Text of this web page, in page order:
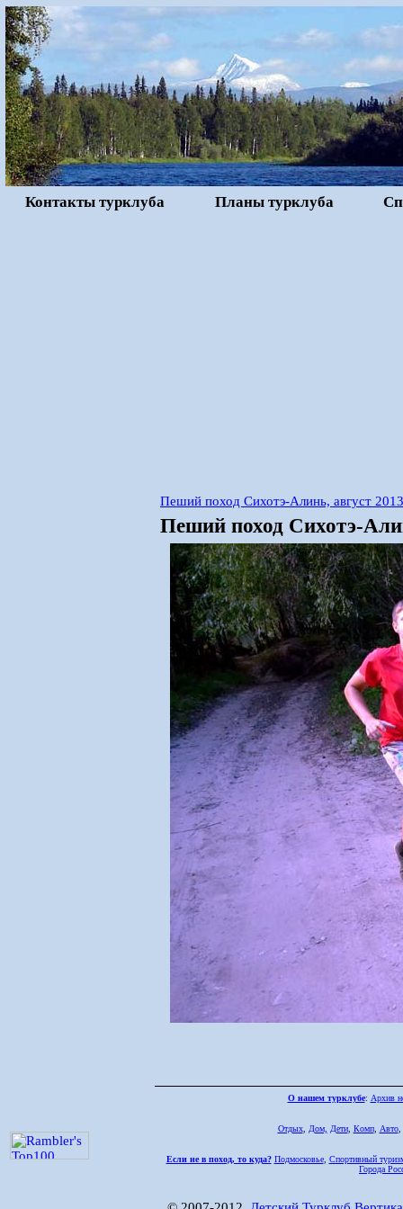
Контакты турклуба Планы турклуба
Пеший поход Сихотэ-Алинь, август
Пеший поход Сихотэ-
О нашем турклубе: Архив
Отдых, Дом, Дети, Комп, Авто,
Если не в поход, то куда? Подмосковье, Спортивный
Города